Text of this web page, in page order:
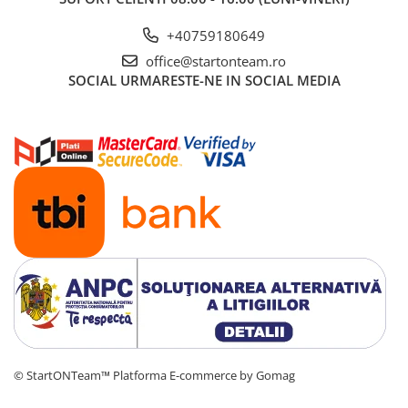
Instrucțiuni de Utilizare:
Deschide cutia de incarcare si scoate unitatea principala;
Apasa comutatorul de pornire/oprire, si in acest moment se
va emite un fascicul de lumina rosie;
Aliniati cele doua tuburi de congestie nazala cu nasul
dumneavoastra, si fixati-l astfel incat sa nu fie nevoie
sustinerea cu mana;
Asigura-te ca cele doua surse de lumina intra in cavitatea
nazala cu 1 cm pana la 1,5 cm;
Sursa de lumina se va opri automat după 5 minute de utilizare
(lumina LED a capului de congestie nazala clipeste atunci când
bateria este descarcata). Daca trebuie sa va opriti in timpul
opri manual dispozitivul;
Atunci cand puterea dispozitivului de tratament este scazuta,
se poate pune la incarcat in cutia de incarcare. Atunci cand se
inchide cutia, indicatorul LED ramane aprins, indicand
stinge. Pentru incarcarea cutiei atunci cand acumulatorul este
+40759180649
office@startonteam.ro
SOCIAL URMARESTE-NE IN SOCIAL MEDIA
© StartONTeam™ Platforma E-commerce by Gomag